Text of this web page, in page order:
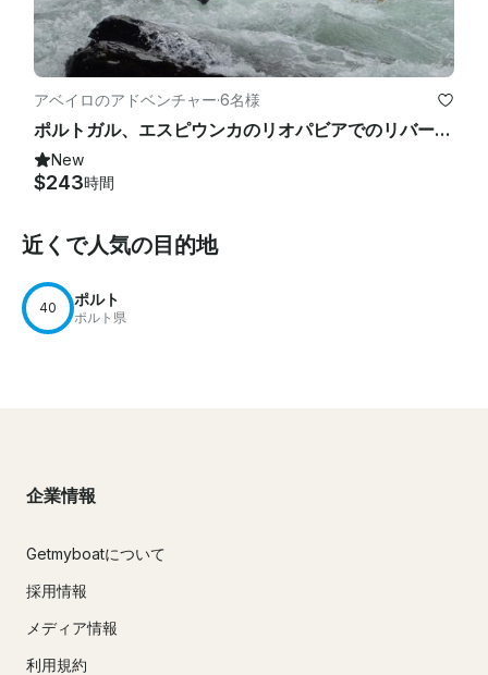
アベイロのアドベンチャー·6名様
ポルトガル、エスピウンカのリオパビアでのリバーラフティング
New
$243時間
近くで人気の目的地
40 ポルト
ポルト県
企業情報
Getmyboatについて
採用情報
メディア情報
利用規約